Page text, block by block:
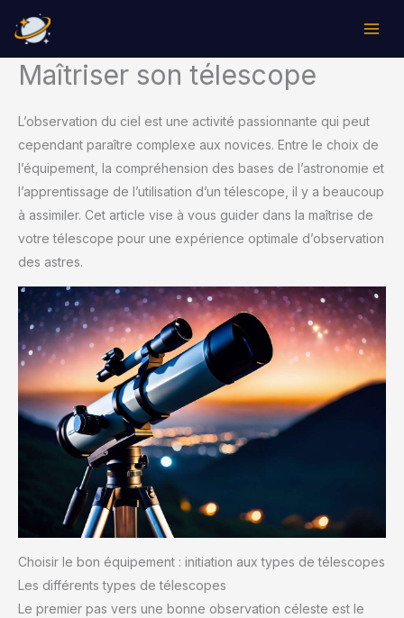
contenu
Maîtriser son télescope
L’observation du ciel est une activité passionnante qui peut
cependant paraître complexe aux novices. Entre le choix de
l’équipement, la compréhension des bases de l’astronomie et
l’apprentissage de l’utilisation d’un télescope, il y a beaucoup
à assimiler. Cet article vise à vous guider dans la maîtrise de
votre télescope pour une expérience optimale d’observation
des astres.
Choisir le bon équipement : initiation aux types de télescopes
Les différents types de télescopes
Le premier pas vers une bonne observation céleste est le